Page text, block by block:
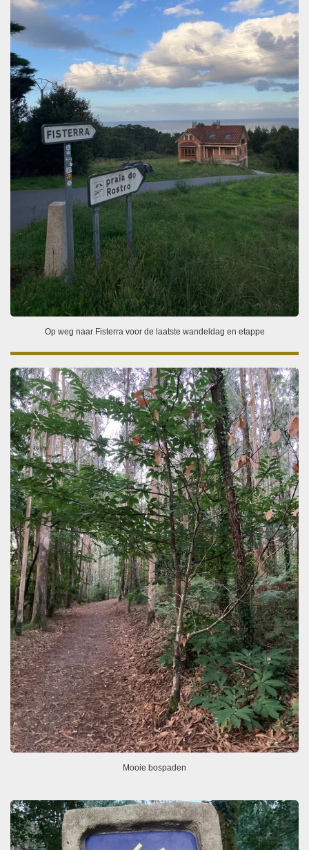
Op weg naar Fisterra voor de laatste wandeldag en etappe
Mooie bospaden